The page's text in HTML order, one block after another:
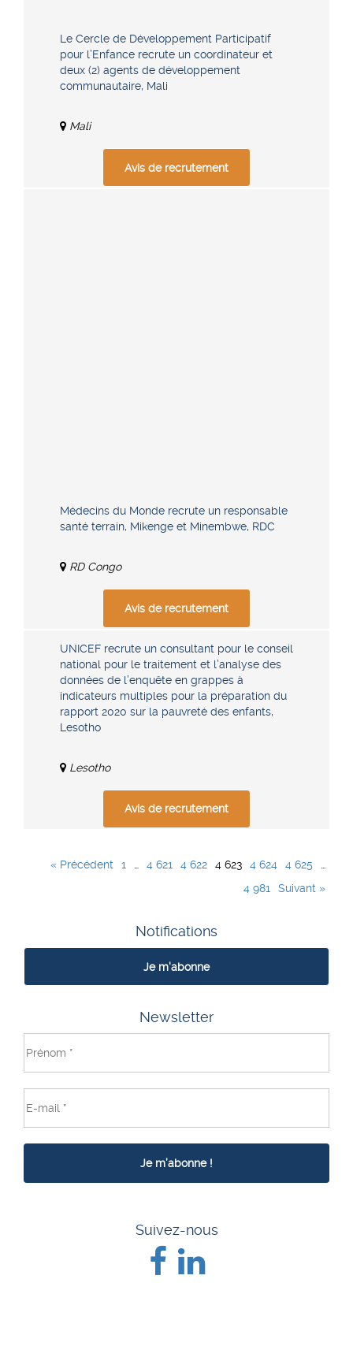
Le Cercle de Développement Participatif
pour l’Enfance recrute un coordinateur et
deux (2) agents de développement
communautaire, Mali
Mali
Avis de recrutement
Médecins du Monde recrute un responsable
santé terrain, Mikenge et Minembwe, RDC
RD Congo
Avis de recrutement
UNICEF recrute un consultant pour le conseil
national pour le traitement et l’analyse des
données de l’enquête en grappes à
indicateurs multiples pour la préparation du
rapport 2020 sur la pauvreté des enfants,
Lesotho
Lesotho
Avis de recrutement
« Précédent 1 4 621 4 622 4 623 4 624 4 625
4 981
Suivant »
Notifications
Je m'abonne
Newsletter
Suivez-nous